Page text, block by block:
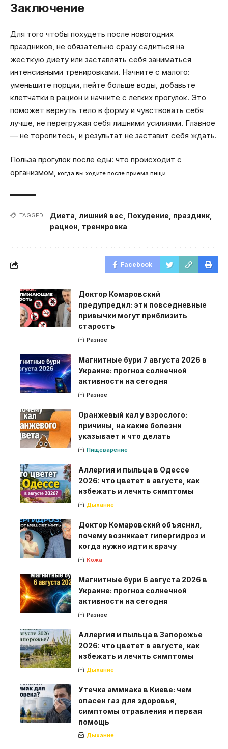
Заключение
Для того чтобы похудеть после новогодних
праздников, не обязательно сразу садиться на
жесткую диету или заставлять себя заниматься
интенсивными тренировками. Начните с малого:
уменьшите порции, пейте больше воды, добавьте
клетчатки в рацион и начните с легких прогулок. Это
поможет вернуть тело в форму и чувствовать себя
лучше, не перегружая себя лишними усилиями. Главное
— не торопитесь, и результат не заставит себя ждать.
Польза прогулок после еды: что происходит с
организмом, когда вы ходите после приема пищи.
TAGGED: Диета лишний вес Похудение праздник
рацион тренировка
Facebook
Доктор Комаровский
предупредил: эти повседневные
привычки могут приблизить
старость
Разное
Магнитные бури 7 августа 2026 в
Украине: прогноз солнечной
активности на сегодня
Разное
Оранжевый кал у взрослого:
причины, на какие болезни
указывает и что делать
Пищеварение
Аллергия и пыльца в Одессе
2026: что цветет в августе, как
избежать и лечить симптомы
Дыхание
Доктор Комаровский объяснил,
почему возникает гипергидроз и
когда нужно идти к врачу
Кожа
Магнитные бури 6 августа 2026 в
Украине: прогноз солнечной
активности на сегодня
Разное
Аллергия и пыльца в Запорожье
2026: что цветет в августе, как
избежать и лечить симптомы
Дыхание
Утечка аммиака в Киеве: чем
опасен газ для здоровья,
симптомы отравления и первая
помощь
Дыхание